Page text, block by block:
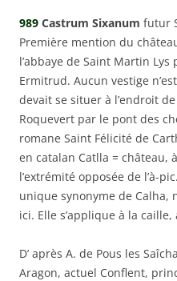
989 Castrum Sixanum futur
Première mention du
l’abbaye de Saint Martin
Ermitrud. Aucun vestige
devait se situer à l’endroit
Roquevert par le pont des
romane Saint Félicité de
en catalan Catlla = château,
l’extrémité opposée de l’à-
unique synonyme de Calha,
ici. Elle s’applique à la
D’ après A. de Pous les
Aragon, actuel Conflent,